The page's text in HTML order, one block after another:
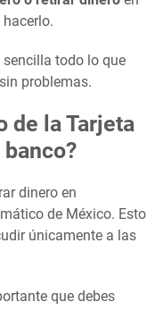
todo lo que
problemas.
de la Tarjeta
dinero en
de México. Esto
únicamente a las
que debes